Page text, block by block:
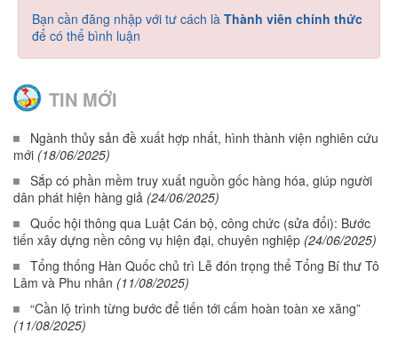
Bạn cần đăng nhập với tư cách là Thành viên chính thức
để có thể bình luận
TIN MỚI
Ngành thủy sản đề xuất hợp nhất, hình thành viện nghiên cứu
mới (18/06/2025)
Sắp có phần mềm truy xuất nguồn gốc hàng hóa, giúp người
dân phát hiện hàng giả (24/06/2025)
Quốc hội thông qua Luật Cán bộ, công chức (sửa đổi): Bước
tiến xây dựng nền công vụ hiện đại, chuyên nghiệp (24/06/2025)
Tổng thống Hàn Quốc chủ trì Lễ đón trọng thể Tổng Bí thư Tô
Lâm và Phu nhân (11/08/2025)
“Cần lộ trình từng bước để tiến tới cấm hoàn toàn xe xăng”
(11/08/2025)